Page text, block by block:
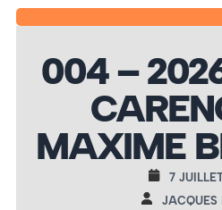
004 –
MAXIME
7
JACQUES